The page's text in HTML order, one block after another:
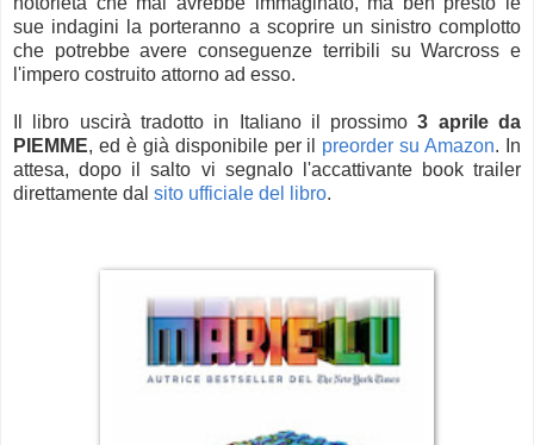
sue indagini la porteranno a scoprire un sinistro complotto
che potrebbe avere conseguenze terribili su Warcross e
l'impero costruito attorno ad esso.
Il libro uscirà tradotto in Italiano il prossimo3 aprile da
PIEMME, ed è già disponibile per il preorder su Amazon. In
attesa, dopo il salto vi segnalo l'accattivante book trailer
direttamente dal sito ufficiale del libro.